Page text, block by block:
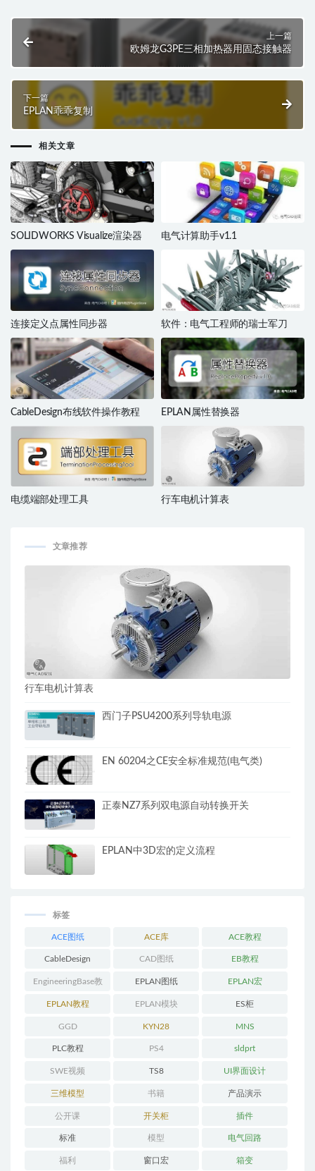
上一篇
欧姆龙G3PE三相加热器用固态接触器
下一篇
EPLAN乖乖复制
相关文章
SOLIDWORKS Visualize渲染器 电气计算助手v1.1
连接定义点属性同步器 软件：电气工程师的瑞士军刀
CableDesign布线软件操作教程 EPLAN属性替换器
电缆端部处理工具 行车电机计算表
文章推荐
行车电机计算表
西门子PSU4200系列导轨电源
EN 60204之CE安全标准规范(电气类)
正泰NZ7系列双电源自动转换开关
EPLAN中3D宏的定义流程
标签
ACE图纸 ACE库 ACE教程
CableDesign CAD图纸 EB教程
EngineeringBase教
程
EPLAN图纸 EPLAN宏
EPLAN教程 EPLAN模块 ES柜
GGD KYN28 MNS
PLC教程 PS4 sldprt
SWE视频 TS8 UI界面设计
三维模型 书籍 产品演示
公开课 开关柜 插件
标准 模型 电气回路
福利 窗口宏 箱变